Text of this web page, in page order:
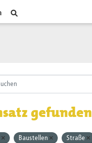
gefunden
Baustellen Straße